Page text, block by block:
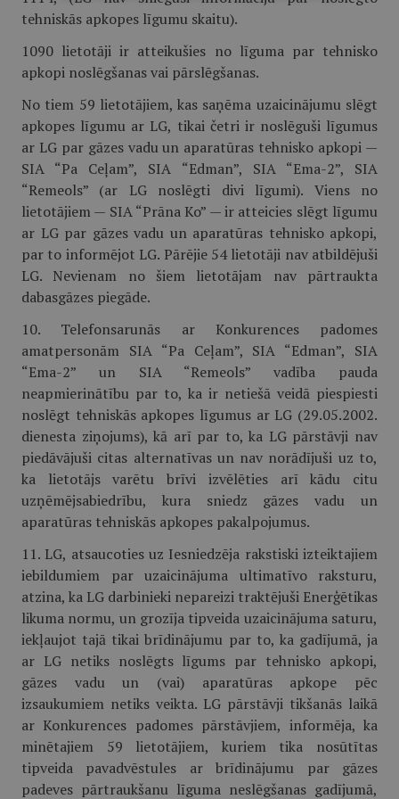
tehniskās apkopes līgumu skaitu).
1090 lietotāji ir atteikušies no līguma par tehnisko
apkopi noslēgšanas vai pārslēgšanas.
No tiem 59 lietotājiem, kas saņēma uzaicinājumu slēgt
apkopes līgumu ar LG, tikai četri ir noslēguši līgumus
ar LG par gāzes vadu un aparatūras tehnisko apkopi —
SIA “Pa Ceļam”, SIA “Edman”, SIA “Ema-2”, SIA
“Remeols” (ar LG noslēgti divi līgumi). Viens no
lietotājiem — SIA “Prāna Ko” — ir atteicies slēgt līgumu
ar LG par gāzes vadu un aparatūras tehnisko apkopi,
par to informējot LG. Pārējie 54 lietotāji nav atbildējuši
LG. Nevienam no šiem lietotājam nav pārtraukta
dabasgāzes piegāde.
10. Telefonsarunās ar Konkurences padomes
amatpersonām SIA “Pa Ceļam”, SIA “Edman”, SIA
“Ema-2” un SIA “Remeols” vadība pauda
neapmierinātību par to, ka ir netiešā veidā piespiesti
noslēgt tehniskās apkopes līgumus ar LG (29.05.2002.
dienesta ziņojums), kā arī par to, ka LG pārstāvji nav
piedāvājuši citas alternatīvas un nav norādījuši uz to,
ka lietotājs varētu brīvi izvēlēties arī kādu citu
uzņēmējsabiedrību, kura sniedz gāzes vadu un
aparatūras tehniskās apkopes pakalpojumus.
11. LG, atsaucoties uz Iesniedzēja rakstiski izteiktajiem
iebildumiem par uzaicinājuma ultimatīvo raksturu,
atzina, ka LG darbinieki nepareizi traktējuši Enerģētikas
likuma normu, un grozīja tipveida uzaicinājuma saturu,
iekļaujot tajā tikai brīdinājumu par to, ka gadījumā, ja
ar LG netiks noslēgts līgums par tehnisko apkopi,
gāzes vadu un (vai) aparatūras apkope pēc
izsaukumiem netiks veikta. LG pārstāvji tikšanās laikā
ar Konkurences padomes pārstāvjiem, informēja, ka
minētajiem 59 lietotājiem, kuriem tika nosūtītas
tipveida pavadvēstules ar brīdinājumu par gāzes
padeves pārtraukšanu līguma neslēgšanas gadījumā,